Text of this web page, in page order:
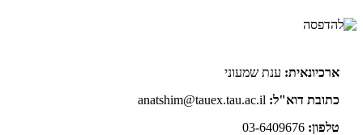
ארכיונאית: ענת שמעוני
כתובת דוא"ל: anatshim@tauex.tau.ac.il
טלפון: